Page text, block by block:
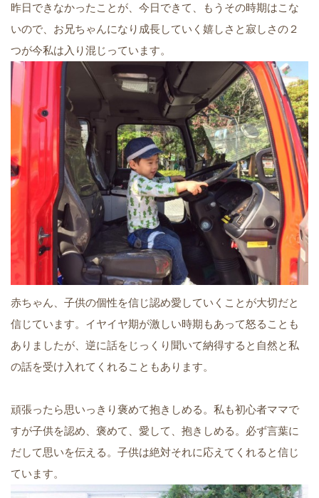
昨日できなかったことが、今日できて、もうその時期はこな
いので、お兄ちゃんになり成長していく嬉しさと寂しさの２
つが今私は入り混じっています。
赤ちゃん、子供の個性を信じ認め愛していくことが大切だと
信じています。イヤイヤ期が激しい時期もあって怒ることも
ありましたが、逆に話をじっくり聞いて納得すると自然と私
の話を受け入れてくれることもあります。
頑張ったら思いっきり褒めて抱きしめる。私も初心者ママで
すが子供を認め、褒めて、愛して、抱きしめる。必ず言葉に
だして思いを伝える。子供は絶対それに応えてくれると信じ
ています。